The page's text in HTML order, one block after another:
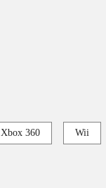
Xbox 360 Wii